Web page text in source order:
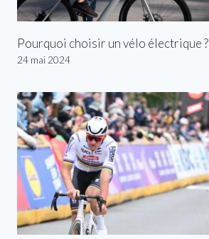
Pourquoi choisir un vélo électrique ?
24 mai 2024